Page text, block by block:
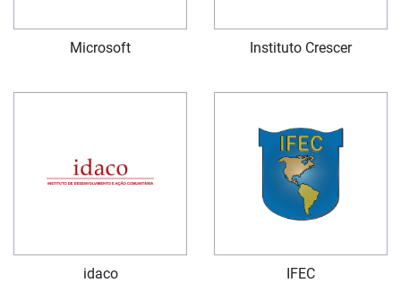
Microsoft Instituto Crescer
idaco IFEC